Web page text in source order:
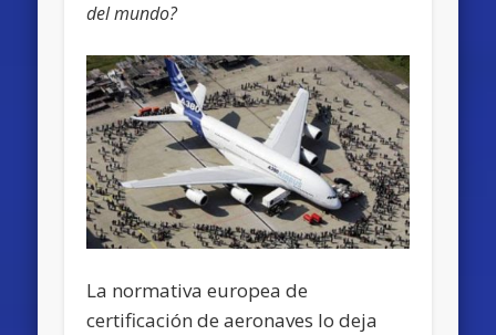
del mundo?
La normativa europea de
certificación de aeronaves lo deja